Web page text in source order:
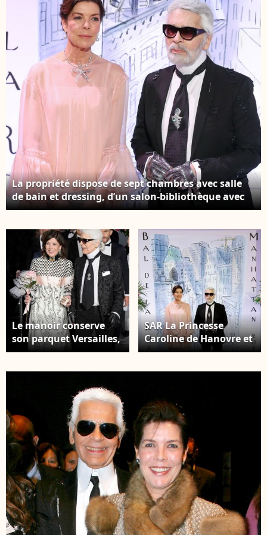
La propriété dispose de sept chambres avec salle
de bain et dressing, d’un salon-bibliothèque avec
cheminée, d’une salle de jeux et d’un bar western-
Karl Lagerfeld - 64ème Bal de la Rose sur le thème
de Manhattan, imaginé par K.Lagerfeld, au profit
de la Fondation Princesse Grace, dans la Salle des
Etoiles au Sporting Monte Carlo à Monaco. Le 24
mars 2018 © Olivier Huitel / Pool Restreint Monaco
/ Bestimage
Le manoir conserve
son parquet Versailles,
ses moulures et ses
parc privé de 5 000 m².
La princesse Caroline
de Hanovre et Karl
lagerfeld - Arrivées -
63ème Bal de la Rose
sur le thème de la
Sécession Viennoise,
imaginé par
K.Lagerfeld au profit
de la Fondation
Princesse Grace dans
SAR La Princesse
Caroline de Hanovre et
Karl Lagerfeld - 64ème
K.Lagerfeld, au profit
de la Fondation
Princesse Grace, dans
la Salle des Etoiles au
Sporting Monte Carlo à
Monaco. Le 24 mars
2018 © Pierre Villard /
Palais Princier / SBM
via Bestimage